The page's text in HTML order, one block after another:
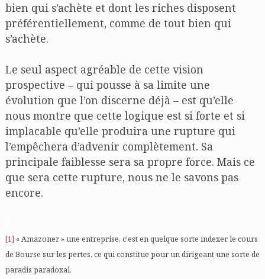
bien qui s’achète et dont les riches disposent
préférentiellement, comme de tout bien qui
s’achète.
Le seul aspect agréable de cette vision
prospective – qui pousse à sa limite une
évolution que l’on discerne déjà – est qu’elle
nous montre que cette logique est si forte et si
implacable qu’elle produira une rupture qui
l’empêchera d’advenir complètement. Sa
principale faiblesse sera sa propre force. Mais ce
que sera cette rupture, nous ne le savons pas
encore.
[1] « Amazoner » une entreprise, c’est en quelque sorte indexer le cours
de Bourse sur les pertes, ce qui constitue pour un dirigeant une sorte de
paradis paradoxal.